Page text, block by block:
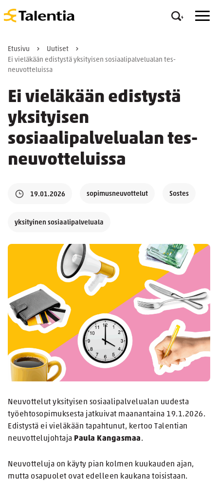
Etusivu
Uutiset
Ei vieläkään edistystä yksityisen sosiaalipalvelualan tes-
neuvotteluissa
Ei vieläkään edistystä
yksityisen
sosiaalipalvelualan tes-
neuvotteluissa
19.01.2026 sopimusneuvottelut Sostes
yksityinen sosiaalipalveluala
Neuvottelut yksityisen sosiaalipalvelualan uudesta
työehtosopimuksesta jatkuivat maanantaina 19.1.2026.
Edistystä ei vieläkään tapahtunut, kertoo Talentian
neuvottelujohtaja Paula Kangasmaa.
Neuvotteluja on käyty pian kolmen kuukauden ajan,
mutta osapuolet ovat edelleen kaukana toisistaan.